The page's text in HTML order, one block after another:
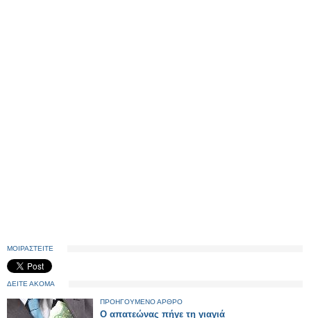
ΜΟΙΡΑΣΤΕΙΤΕ
ΔΕΙΤΕ ΑΚΟΜΑ
ΠΡΟΗΓΟΥΜΕΝΟ ΑΡΘΡΟ
Ο απατεώνας πήγε τη γιαγιά